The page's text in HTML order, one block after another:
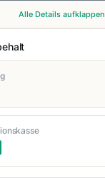
Alle Details aufklappen